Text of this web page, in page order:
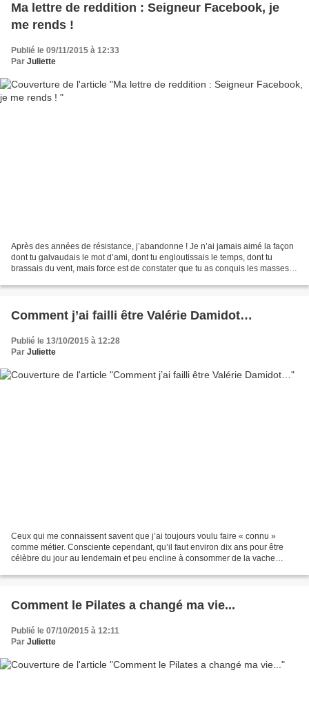
Ma lettre de reddition : Seigneur Facebook, je
me rends !
Publié le 09/11/2015 à 12:33
Par Juliette
Après des années de résistance, j’abandonne ! Je n’ai jamais aimé la façon
dont tu galvaudais le mot d’ami, dont tu engloutissais le temps, dont tu
brassais du vent, mais force est de constater que tu as conquis les masses.
Comment j’ai failli être Valérie Damidot…
Publié le 13/10/2015 à 12:28
Par Juliette
Ceux qui me connaissent savent que j’ai toujours voulu faire « connu »
comme métier. Consciente cependant, qu’il faut environ dix ans pour être
célèbre du jour au lendemain et peu encline à consommer de la vache
Comment le Pilates a changé ma vie...
Publié le 07/10/2015 à 12:11
Par Juliette